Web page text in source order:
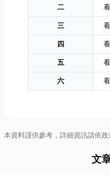
二
三
四
五
六
本資料謹供參考，詳細資訊請依政
文